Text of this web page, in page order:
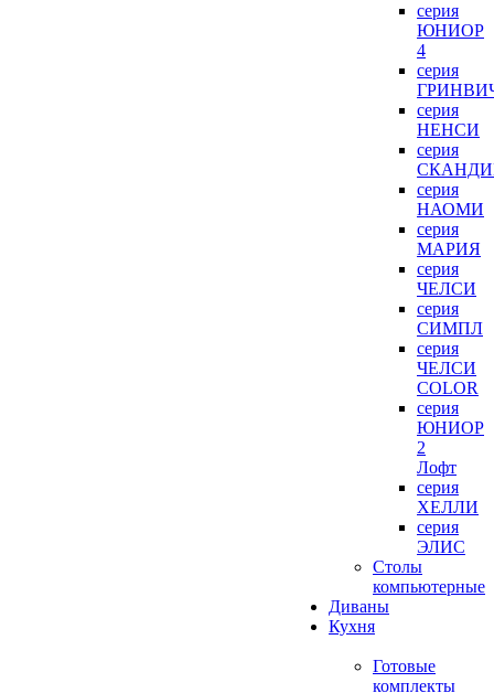
серия
ЮНИОР
4
серия
серия
НЕНСИ
серия
серия
НАОМИ
серия
МАРИЯ
серия
ЧЕЛСИ
серия
СИМПЛ
серия
ЧЕЛСИ
COLOR
серия
ЮНИОР
2
Лофт
серия
ХЕЛЛИ
серия
ЭЛИС
Столы
компьютерные
Диваны
Кухня
Готовые
комплекты